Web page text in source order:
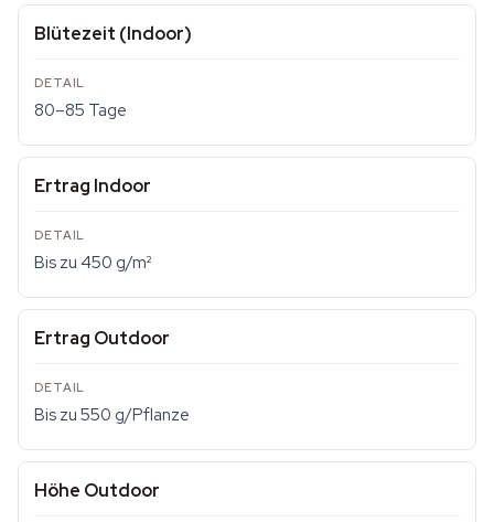
Blütezeit (Indoor)
80–85 Tage
Ertrag Indoor
Bis zu 450 g/m²
Ertrag Outdoor
Bis zu 550 g/Pflanze
Höhe Outdoor